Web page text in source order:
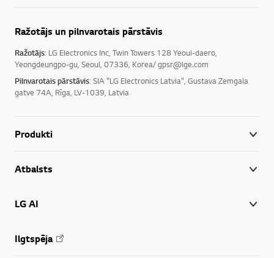
Ražotājs un pilnvarotais pārstāvis
Ražotājs: LG Electronics Inc, Twin Towers 128 Yeoui-daero,
Yeongdeungpo-gu, Seoul, 07336, Korea/ gpsr@lge.com
Pilnvarotais pārstāvis: SIA "LG Electronics Latvia", Gustava Zemgala
gatve 74A, Rīga, LV-1039, Latvia
Produkti
Atbalsts
LG AI
Ilgtspēja